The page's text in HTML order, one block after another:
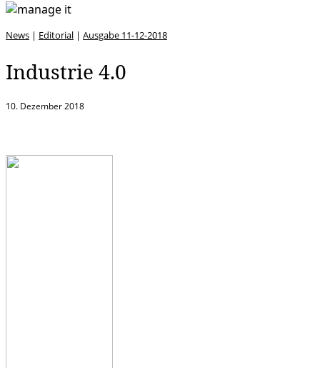
News | Editorial | Ausgabe 11-12-2018
Industrie 4.0
10. Dezember 2018